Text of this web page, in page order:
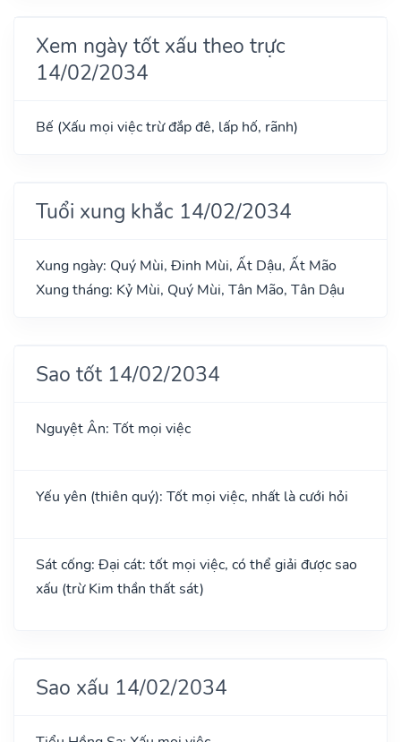
Xem ngày tốt xấu theo trực
14/02/2034
Bế (Xấu mọi việc trừ đắp đê, lấp hố, rãnh)
Tuổi xung khắc 14/02/2034
Xung ngày: Quý Mùi, Đinh Mùi, Ất Dậu, Ất Mão
Xung tháng: Kỷ Mùi, Quý Mùi, Tân Mão, Tân Dậu
Sao tốt 14/02/2034
Nguyệt Ân: Tốt mọi việc
Yếu yên (thiên quý): Tốt mọi việc, nhất là cưới hỏi
Sát cống: Đại cát: tốt mọi việc, có thể giải được sao
xấu (trừ Kim thần thất sát)
Sao xấu 14/02/2034